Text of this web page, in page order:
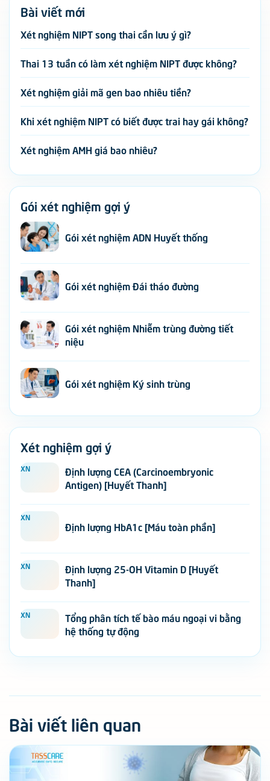
Bài viết mới
Xét nghiệm NIPT song thai cần lưu ý gì?
Thai 13 tuần có làm xét nghiệm NIPT được không?
Xét nghiệm giải mã gen bao nhiêu tiền?
Khi xét nghiệm NIPT có biết được trai hay gái không?
Xét nghiệm AMH giá bao nhiêu?
Gói xét nghiệm gợi ý
Gói xét nghiệm ADN Huyết thống
Gói xét nghiệm Đái tháo đường
Gói xét nghiệm Nhiễm trùng đường tiết
niệu
Gói xét nghiệm Ký sinh trùng
Xét nghiệm gợi ý
XN
Định lượng CEA (Carcinoembryonic
Antigen) [Huyết Thanh]
XN
Định lượng HbA1c [Máu toàn phần]
XN
Định lượng 25-OH Vitamin D [Huyết
Thanh]
XN
Tổng phân tích tế bào máu ngoại vi bằng
hệ thống tự động
Bài viết liên quan